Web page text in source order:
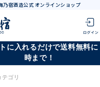
乃宿酒造公式 オンラインショップ
に入れるだけで送料無料に
時まで！
ゴリ